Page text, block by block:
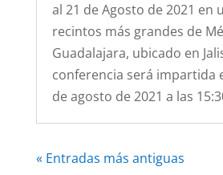
al 21 de Agosto de 2021 en
recintos más grandes de
Guadalajara, ubicado en
conferencia será impartida
de agosto de 2021 a las
« Entradas más antiguas